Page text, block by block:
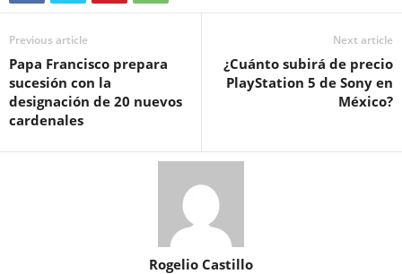
Previous article
Papa Francisco prepara
sucesión con la
designación de 20 nuevos
cardenales
Next article
¿Cuánto subirá de precio
PlayStation 5 de Sony en
México?
Rogelio Castillo